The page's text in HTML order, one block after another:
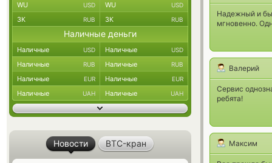
Надежный и
мгновенно.
Валерий
Сервис
ребята!
Максим
WU USD WU USD
ЗК RUB ЗК RUB
Наличные деньги
Наличные USD Наличные USD
Наличные RUB Наличные RUB
Наличные EUR Наличные EUR
Наличные UAH Наличные UAH
Новости BTC-кран